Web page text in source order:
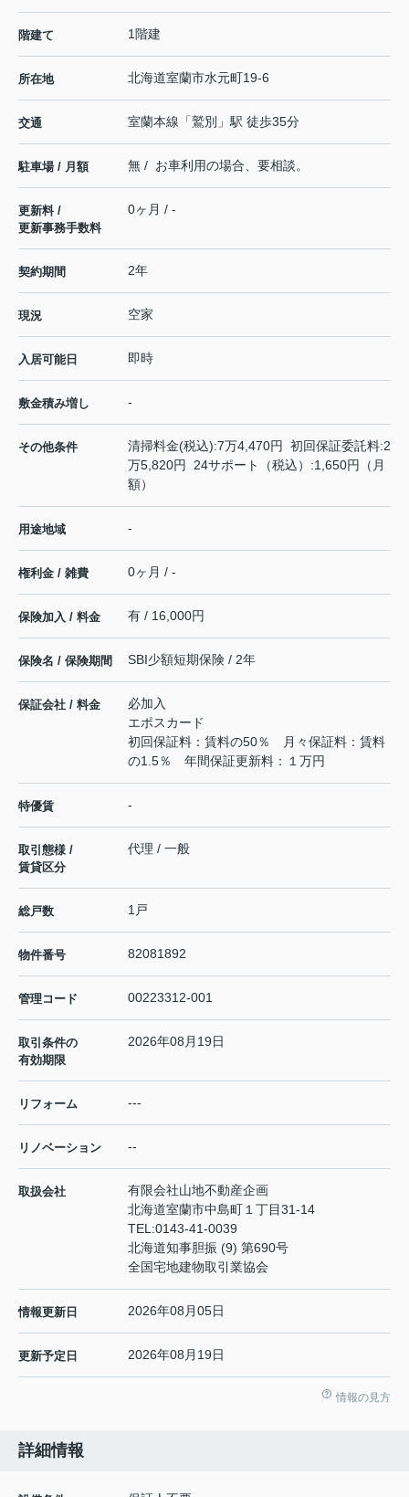
階建て 1階建
所在地 北海道室蘭市水元町19-6
交通 室蘭本線 「鷲別 」駅 徒歩35分
駐車場 / 月額 無 / お車利用の場合、要相談。
更新料 /
更新事務手数料
0ヶ月 / -
契約期間 2年
現況 空家
入居可能日 即時
敷金積み増し -
その他条件
清掃料金(税込):7万4,470円 初回保証委託料:2
万5,820円 24サポート（税込）:1,650円（月
額）
用途地域 -
権利金 / 雑費 0ヶ月 / -
保険加入 / 料金 有 / 16,000円
保険名 / 保険期間 SBI少額短期保険 / 2年
保証会社 / 料金
必加入
エポスカード
初回保証料：賃料の50％ 月々保証料：賃料
の1.5％ 年間保証更新料：１万円
特優賃 -
取引態様 /
賃貸区分
代理 / 一般
総戸数 1戸
物件番号 82081892
管理コード 00223312-001
取引条件の
有効期限
2026年08月19日
リフォーム ---
リノベーション --
取扱会社
有限会社山地不動産企画
北海道室蘭市中島町１丁目31-14
TEL:0143-41-0039
北海道知事胆振 (9) 第690号
全国宅地建物取引業協会
情報更新日 2026年08月05日
更新予定日 2026年08月19日
情報の見方
詳細情報